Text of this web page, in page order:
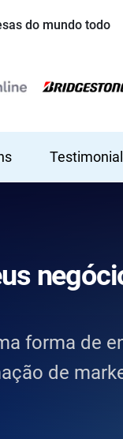
do mundo todo
forma de
de